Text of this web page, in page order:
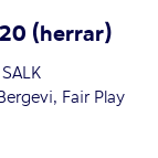
(herrar)
Fair Play